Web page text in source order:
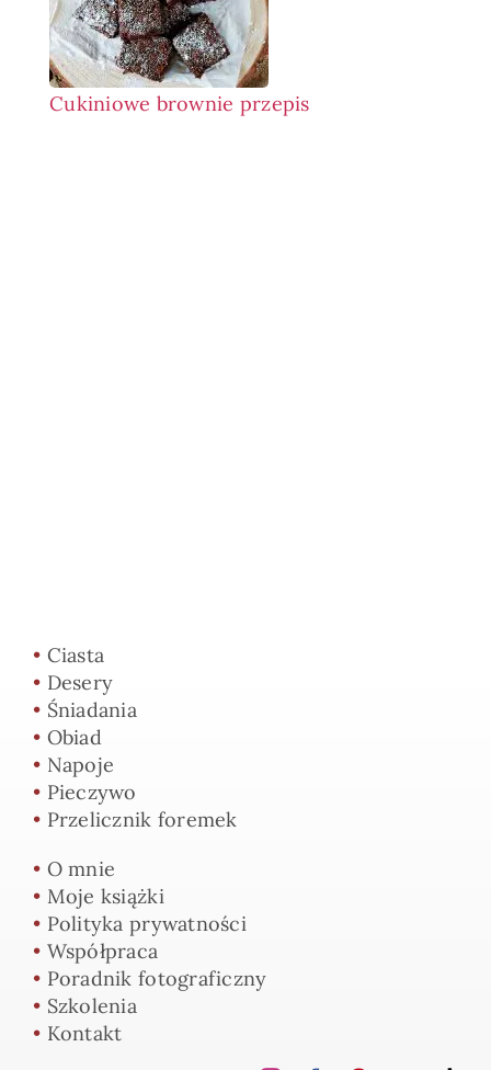
Cukiniowe brownie przepis
• Ciasta
• Desery
• Śniadania
• Obiad
• Napoje
• Pieczywo
• Przelicznik foremek
• O mnie
• Moje książki
• Polityka prywatności
• Współpraca
• Poradnik fotograficzny
• Szkolenia
• Kontakt